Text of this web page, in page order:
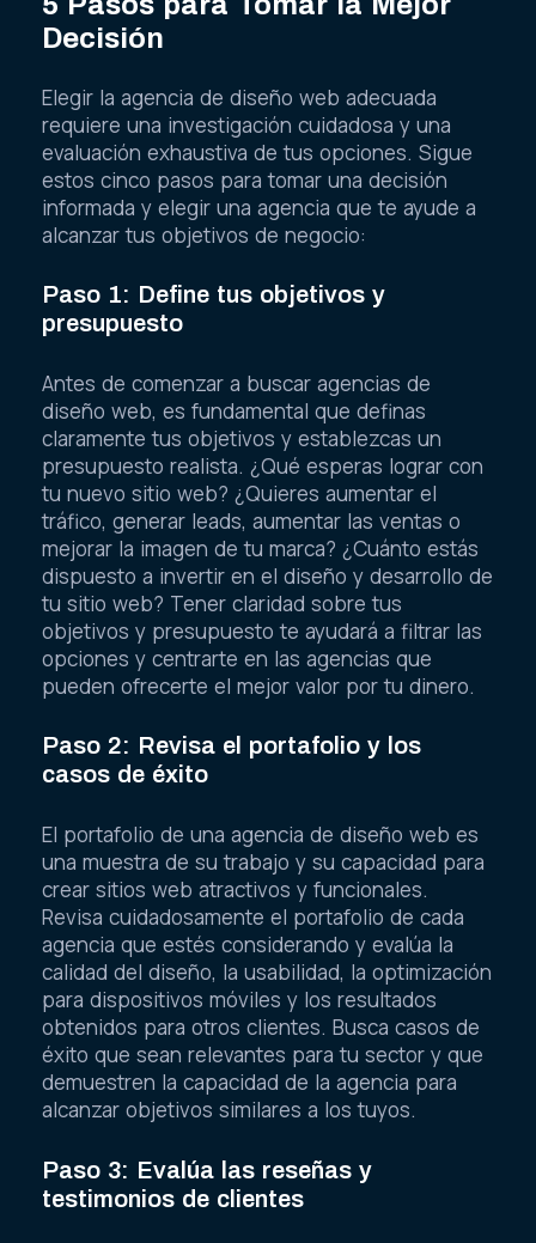
Decisión
Elegir la agencia de diseño web adecuada
requiere una investigación cuidadosa y una
evaluación exhaustiva de tus opciones. Sigue
estos cinco pasos para tomar una decisión
informada y elegir una agencia que te ayude a
alcanzar tus objetivos de negocio:
Paso 1: Define tus objetivos y
presupuesto
Antes de comenzar a buscar agencias de
diseño web, es fundamental que definas
claramente tus objetivos y establezcas un
presupuesto realista. ¿Qué esperas lograr con
tu nuevo sitio web? ¿Quieres aumentar el
tráfico, generar leads, aumentar las ventas o
mejorar la imagen de tu marca? ¿Cuánto estás
dispuesto a invertir en el diseño y desarrollo de
tu sitio web? Tener claridad sobre tus
objetivos y presupuesto te ayudará a filtrar las
opciones y centrarte en las agencias que
pueden ofrecerte el mejor valor por tu dinero.
Paso 2: Revisa el portafolio y los
casos de éxito
El portafolio de una agencia de diseño web es
una muestra de su trabajo y su capacidad para
crear sitios web atractivos y funcionales.
Revisa cuidadosamente el portafolio de cada
agencia que estés considerando y evalúa la
calidad del diseño, la usabilidad, la optimización
para dispositivos móviles y los resultados
obtenidos para otros clientes. Busca casos de
éxito que sean relevantes para tu sector y que
demuestren la capacidad de la agencia para
alcanzar objetivos similares a los tuyos.
Paso 3: Evalúa las reseñas y
testimonios de clientes